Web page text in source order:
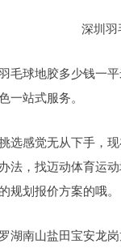
深圳羽
毛球地胶多少钱一
一站式服务。
选感觉无从下手，
法，找迈动体育运
规划报价方案的哦。
湖南山盐田宝安龙